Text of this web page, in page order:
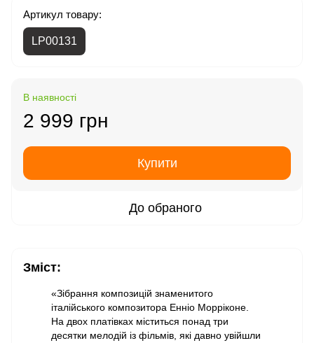
Артикул товару:
LP00131
В наявності
2 999 грн
Купити
До обраного
Зміст:
«Зібрання композицій знаменитого
італійського композитора Енніо Морріконе.
На двох платівках міститься понад три
десятки мелодій із фільмів, які давно увійшли